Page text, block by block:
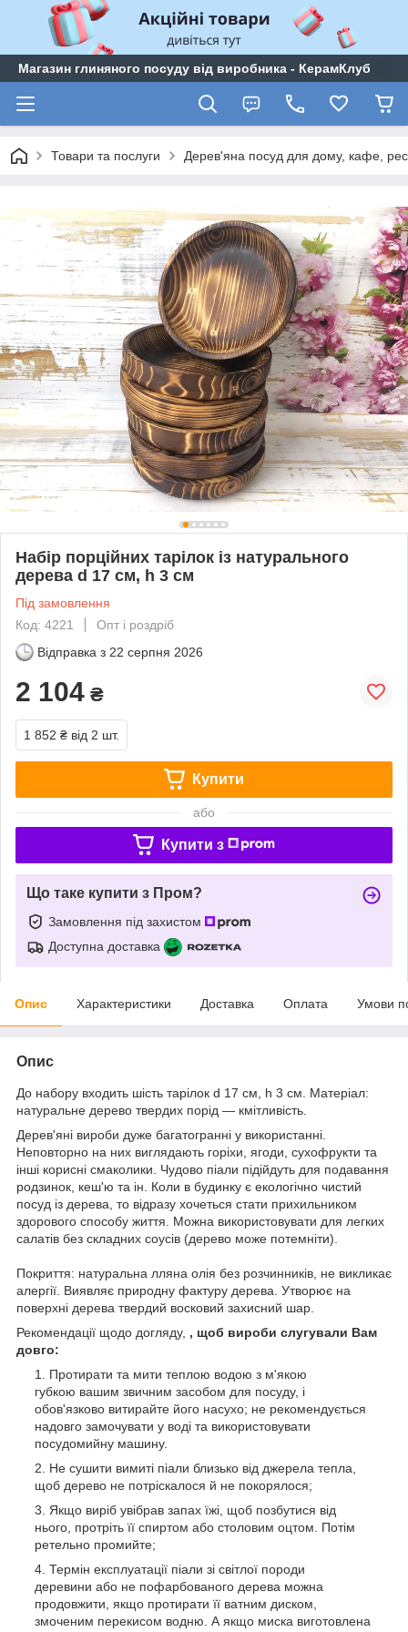
Магазин глиняного посуду від виробника - КерамКлуб
Товари та послуги Дерев'яна посуд для дому, кафе,
Набір порційних тарілок із натурального
дерева d 17 см, h 3 см
Під замовлення
Код: 4221
Опт і роздріб
Відправка з 22 серпня 2026
2 104 ₴
1 852 ₴ від 2 шт.
Купити
або
Купити з
Що таке купити з Пром?
Замовлення під захистом
Доступна доставка
Опис Характеристики Доставка Оплата Умови
Опис
До набору входить шість тарілок d 17 см, h 3 см. Матеріал:
натуральне дерево твердих порід — кмітливість.
Дерев'яні вироби дуже багатогранні у використанні.
Неповторно на них виглядають горіхи, ягоди, сухофрукти та
інші корисні смаколики. Чудово піали підійдуть для подавання
родзинок, кеш'ю та ін. Коли в будинку є екологічно чистий
посуд із дерева, то відразу хочеться стати прихильником
здорового способу життя. Можна використовувати для легких
салатів без складних соусів (дерево може потемніти).
Покриття: натуральна лляна олія без розчинників, не викликає
алергії. Виявляє природну фактуру дерева. Утворює на
поверхні дерева твердий восковий захисний шар.
Рекомендації щодо догляду, , щоб вироби слугували Вам
довго:
Протирати та мити теплою водою з м'якою
губкою вашим звичним засобом для посуду, і
обов'язково витирайте його насухо; не рекомендується
надовго замочувати у воді та використовувати
посудомийну машину.
Не сушити вимиті піали близько від джерела тепла,
щоб дерево не потріскалося й не покорялося;
Якщо виріб увібрав запах їжі, щоб позбутися від
нього, протріть її спиртом або столовим оцтом. Потім
ретельно промийте;
Термін експлуатації піали зі світлої породи
деревини або не пофарбованого дерева можна
продовжити, якщо протирати її ватним диском,
змоченим перекисом водню. А якщо миска виготовлена